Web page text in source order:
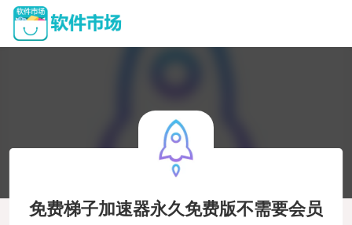
免费梯子加速器永久免费版不需要会员